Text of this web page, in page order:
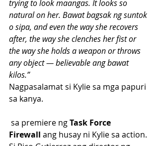
trying to look maangas. It looks so
natural on her. Bawat bagsak ng suntok
o sipa, and even the way she recovers
after, the way she clenches her fist or
the way she holds a weapon or throws
any object — believable ang bawat
kilos.”
Nagpasalamat si Kylie sa mga papuri
sa kanya.
sa premiere ng Task Force
Firewall ang husay ni Kylie sa action.